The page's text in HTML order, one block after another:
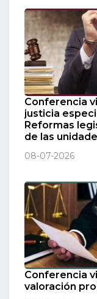
Conferencia
justicia
Reformas
de las
08-07-2026
Conferencia
valoración